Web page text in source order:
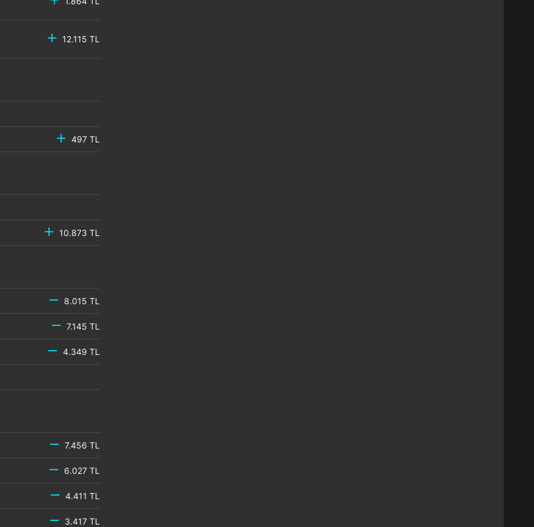
12.115 TL
497 TL
10.873 TL
8.015 TL
7.145 TL
4.349 TL
7.456 TL
6.027 TL
4.411 TL
3.417 TL